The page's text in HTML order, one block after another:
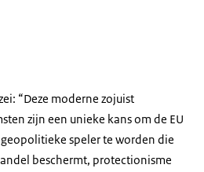
“Deze moderne zojuist
zijn een unieke kans om de EU
speler te worden die
beschermt, protectionisme